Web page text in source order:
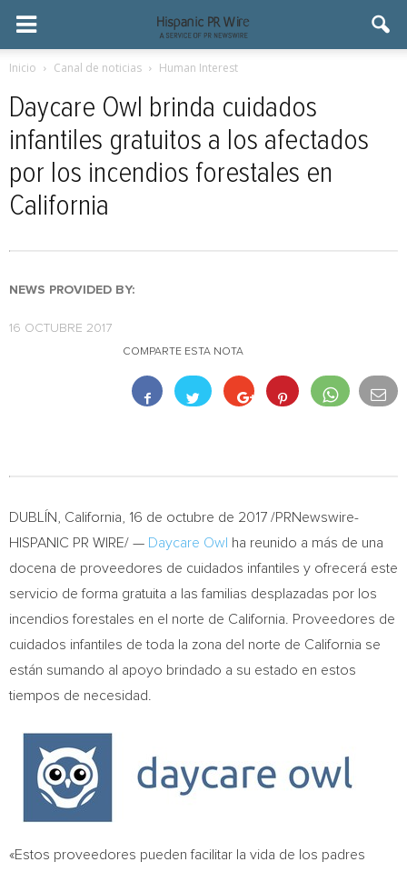
Inicio Canal de noticias Human Interest
Daycare Owl brinda cuidados
infantiles gratuitos a los afectados
por los incendios forestales en
California
NEWS PROVIDED BY:
16 OCTUBRE 2017
COMPARTE ESTA NOTA
DUBLÍN, California , 16 de octubre de 2017 /PRNewswire-
HISPANIC PR WIRE/ — Daycare Owl
ha reunido a más de una
docena de proveedores de cuidados infantiles y ofrecerá este
servicio de forma gratuita a las familias desplazadas por los
incendios forestales en el norte de California . Proveedores de
cuidados infantiles de toda la zona del norte de California se
están sumando al apoyo brindado a su estado en estos
tiempos de necesidad.
«Estos proveedores pueden facilitar la vida de los padres